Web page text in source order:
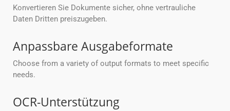
Konvertieren Sie Dokumente sicher, ohne vertrauliche
Daten Dritten preiszugeben.
Anpassbare Ausgabeformate
Choose from a variety of output formats to meet specific
needs.
OCR-Unterstützung